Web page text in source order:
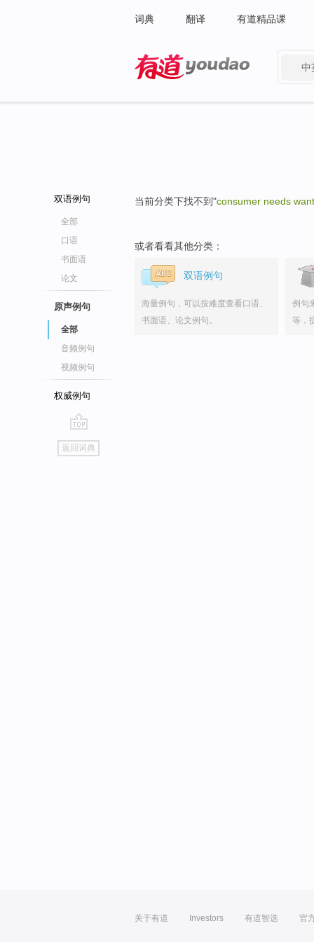
词典 翻译 有道精品课
中
双语例句
全部
口语
书面语
论文
原声例句
全部
音频例句
视频例句
权威例句
go
top
返回词典
当前分类下找不到"consumer needs
或者看看其他分类：
双语例句
海量例句，可以按难度查看口语、
书面语、论文例句。
例句
等，
关于有道 Investors 有道智选 官